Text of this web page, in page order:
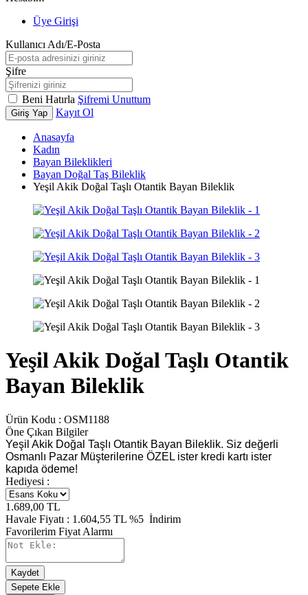
Üye Girişi
Kullanıcı Adı/E-Posta
Şifre
Beni Hatırla Şifremi Unuttum
Giriş Yap Kayıt Ol
Anasayfa
Kadın
Bayan Bileklikleri
Bayan Doğal Taş Bileklik
Yeşil Akik Doğal Taşlı Otantik Bayan Bileklik
Yeşil Akik Doğal Taşlı Otantik
Bayan Bileklik
Ürün Kodu : OSM1188
Öne Çıkan Bilgiler
Yeşil Akik Doğal Taşlı Otantik Bayan Bileklik. Siz değerli
Osmanlı Pazar Müşterilerine ÖZEL ister kredi kartı ister
kapıda ödeme!
Hediyesi :
1.689,00 TL
Havale Fiyatı : 1.604,55 TL %5 İndirim
Favorilerim Fiyat Alarmı
Kaydet
Sepete Ekle